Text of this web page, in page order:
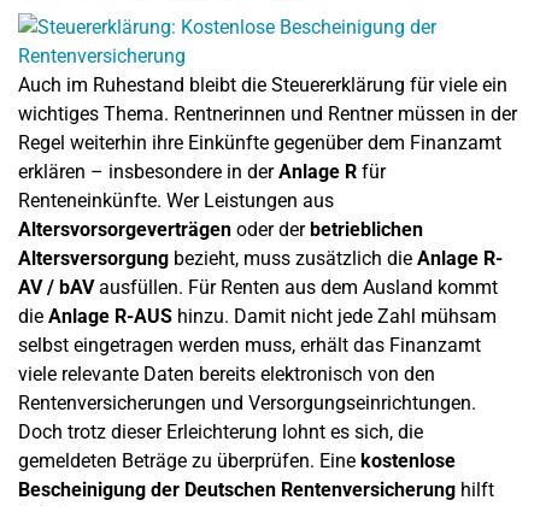
Auch im Ruhestand bleibt die Steuererklärung für viele ein
wichtiges Thema. Rentnerinnen und Rentner müssen in der
Regel weiterhin ihre Einkünfte gegenüber dem Finanzamt
erklären – insbesondere in derAnlage R für
Renteneinkünfte. Wer Leistungen aus
Altersvorsorgeverträgen oder der betrieblichen
Altersversorgung bezieht, muss zusätzlich die Anlage R-
AV / bAVausfüllen. Für Renten aus dem Ausland kommt
die Anlage R-AUS hinzu. Damit nicht jede Zahl mühsam
selbst eingetragen werden muss, erhält das Finanzamt
viele relevante Daten bereits elektronisch von den
Rentenversicherungen und Versorgungseinrichtungen.
Doch trotz dieser Erleichterung lohnt es sich, die
gemeldeten Beträge zu überprüfen. Eine kostenlose
Bescheinigung der Deutschen Rentenversicherung hilft